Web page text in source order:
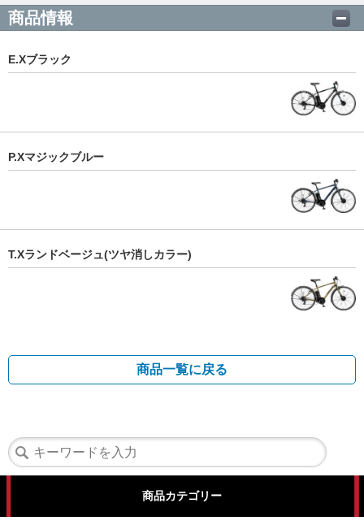
商品情報
E.Xブラック
P.Xマジックブルー
T.Xランドベージュ(ツヤ消しカラー)
商品一覧に戻る
商品カテゴリー